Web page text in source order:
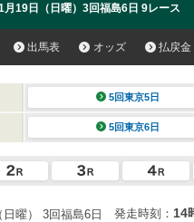
月19日（日曜）3回福島6日 9レース
出馬表 オッズ 払戻金
5回東京5日
5回東京6日
曜） 3回福島6日 発走時刻： 14